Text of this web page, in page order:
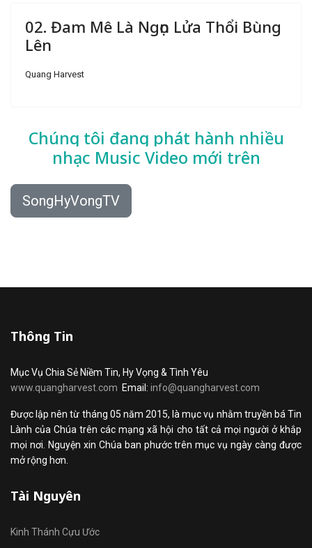
02. Đam Mê Là Ngọn Lửa Thổi Bùng
Lên
Quang Harvest
Chúng tôi đang phát hành nhiều
nhạc Music Video mới trên
SongHyVongTV
Thông Tin
Mục Vụ Chia Sẻ Niềm Tin, Hy Vọng & Tình Yêu
www.quangharvest.com Email: info@quangharvest.com
Được lập nên từ tháng 05 năm 2015, là mục vụ nhằm truyền bá Tin
Lành của Chúa trên các mạng xã hội cho tất cả mọi người ở khắp
mọi nơi. Nguyện xin Chúa ban phước trên mục vụ ngày càng được
mở rộng hơn.
Tài Nguyên
Kinh Thánh Cựu Ước